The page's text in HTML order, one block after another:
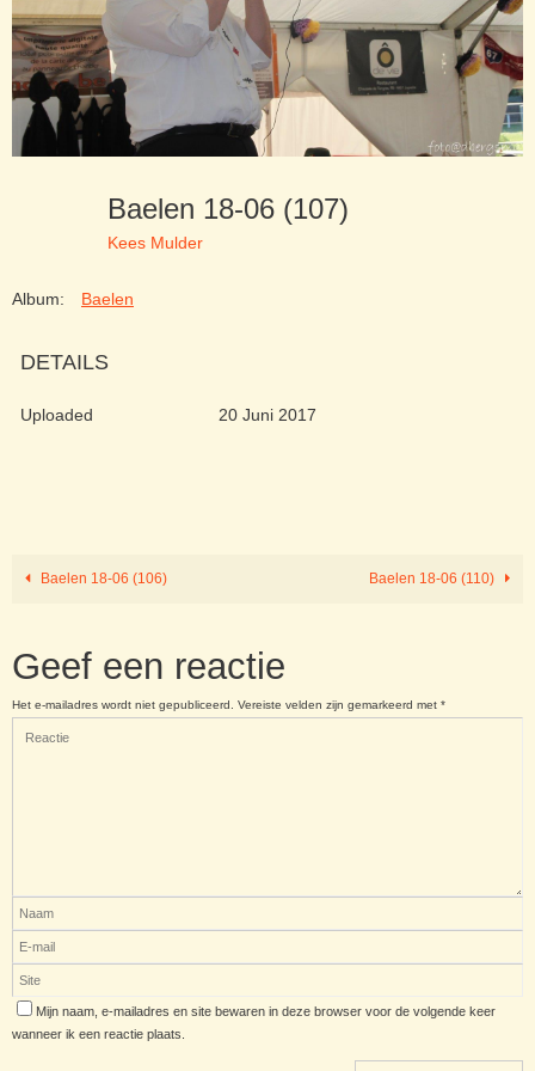
Baelen 18-06 (107)
Kees Mulder
Album: Baelen
DETAILS
Uploaded 20 Juni 2017
Baelen 18-06 (106) Baelen 18-06 (110)
Geef een reactie
Het e-mailadres wordt niet gepubliceerd. Vereiste velden zijn gemarkeerd met *
Mijn naam, e-mailadres en site bewaren in deze browser voor de volgende keer
wanneer ik een reactie plaats.